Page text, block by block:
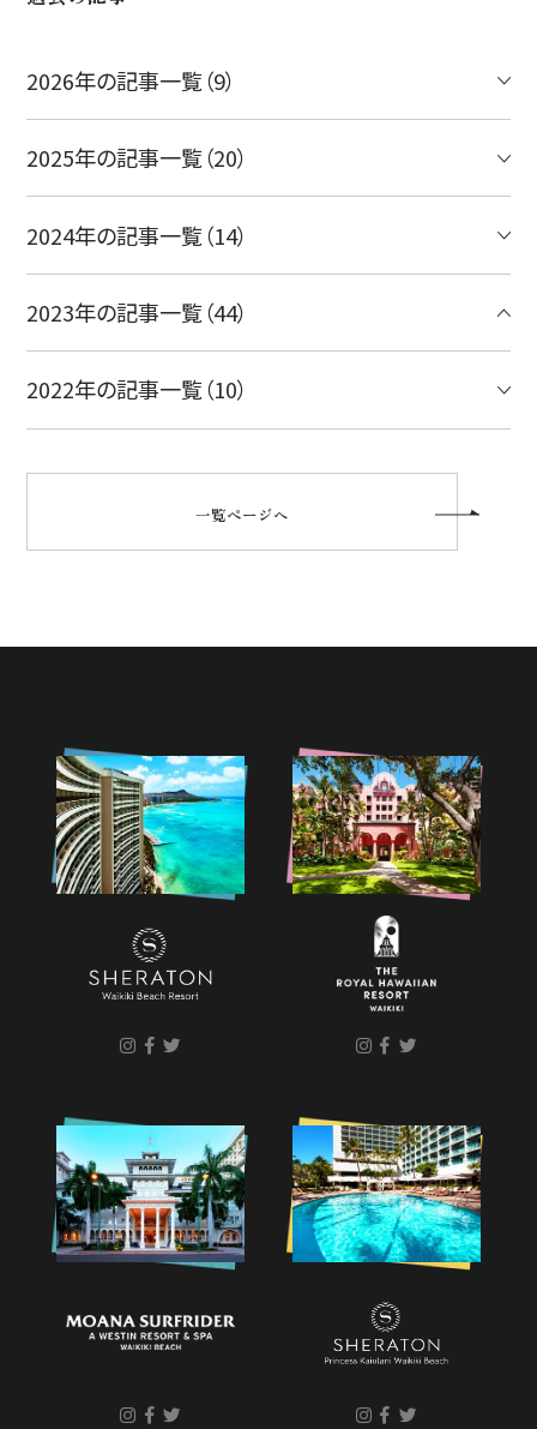
2026年の記事一覧（9）
2025年の記事一覧（20）
2024年の記事一覧（14）
2023年の記事一覧（44）
2022年の記事一覧（10）
一覧ページへ